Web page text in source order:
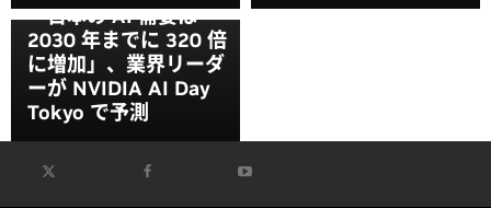
「日本の AI 需要は
2030 年までに 320 倍
に増加」、業界リーダ
ーが NVIDIA AI Day
Tokyo で予測